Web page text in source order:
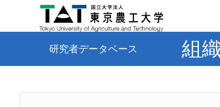
研究者データベース 組